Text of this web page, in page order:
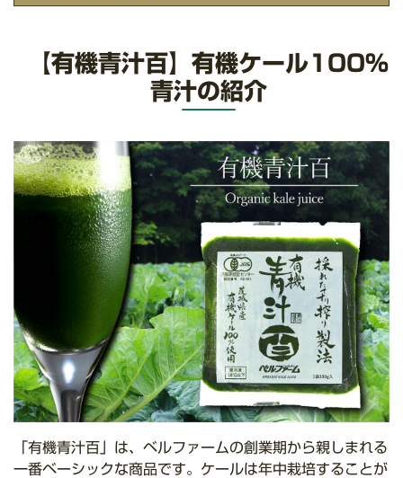
【有機青汁百】有機ケール100%
青汁の紹介
「有機青汁百」は、ベルファームの創業期から親しまれる
一番ベーシックな商品です。ケールは年中栽培することが